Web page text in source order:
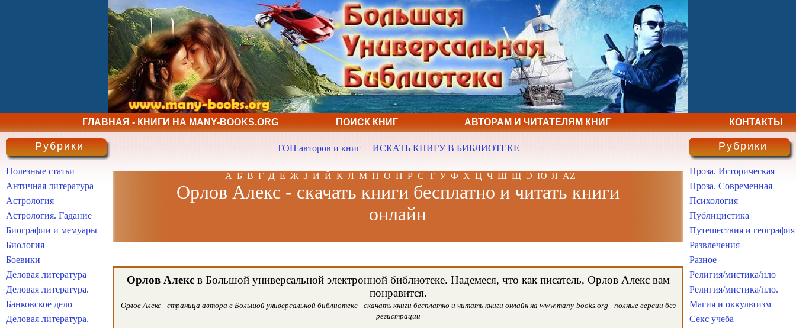
ГЛАВНАЯ - КНИГИ НА MANY-BOOKS.ORG ПОИСК КНИГ АВТОРАМ И ЧИТАТЕЛЯМ КНИГ КОНТАКТЫ
ТОП авторов и книг ИСКАТЬ КНИГУ В БИБЛИОТЕКЕ
А Б В Г Д Е Ж З И Й К Л М Н О П Р С Т У Ф Х Ц Ч Ш Щ Э Ю Я AZ
Орлов Алекс - скачать книги бесплатно и читать книги
онлайн
Орлов Алексв Большой универсальной электронной библиотеке. Надемеся, что как писатель, Орлов Алекс вам
понравится.
Орлов Алекс - страница автора в Большой универсальной библиотеке - скачать книги бесплатно и читать книги онлайн на www.many-books.org - полные версии без
регистрации
Рубрики
Полезные статьи
Античная литература
Астрология
Астрология. Гадание
Биографии и мемуары
Биология
Боевики
Деловая литература
Деловая литература.
Банковское дело
Деловая литература.
Рубрики
Проза. Историческая
Проза. Современная
Психология
Публицистика
Путешествия и география
Развлечения
Разное
Религия/мистика/нло
Религия/мистика/нло.
Магия и оккультизм
Секс учеба